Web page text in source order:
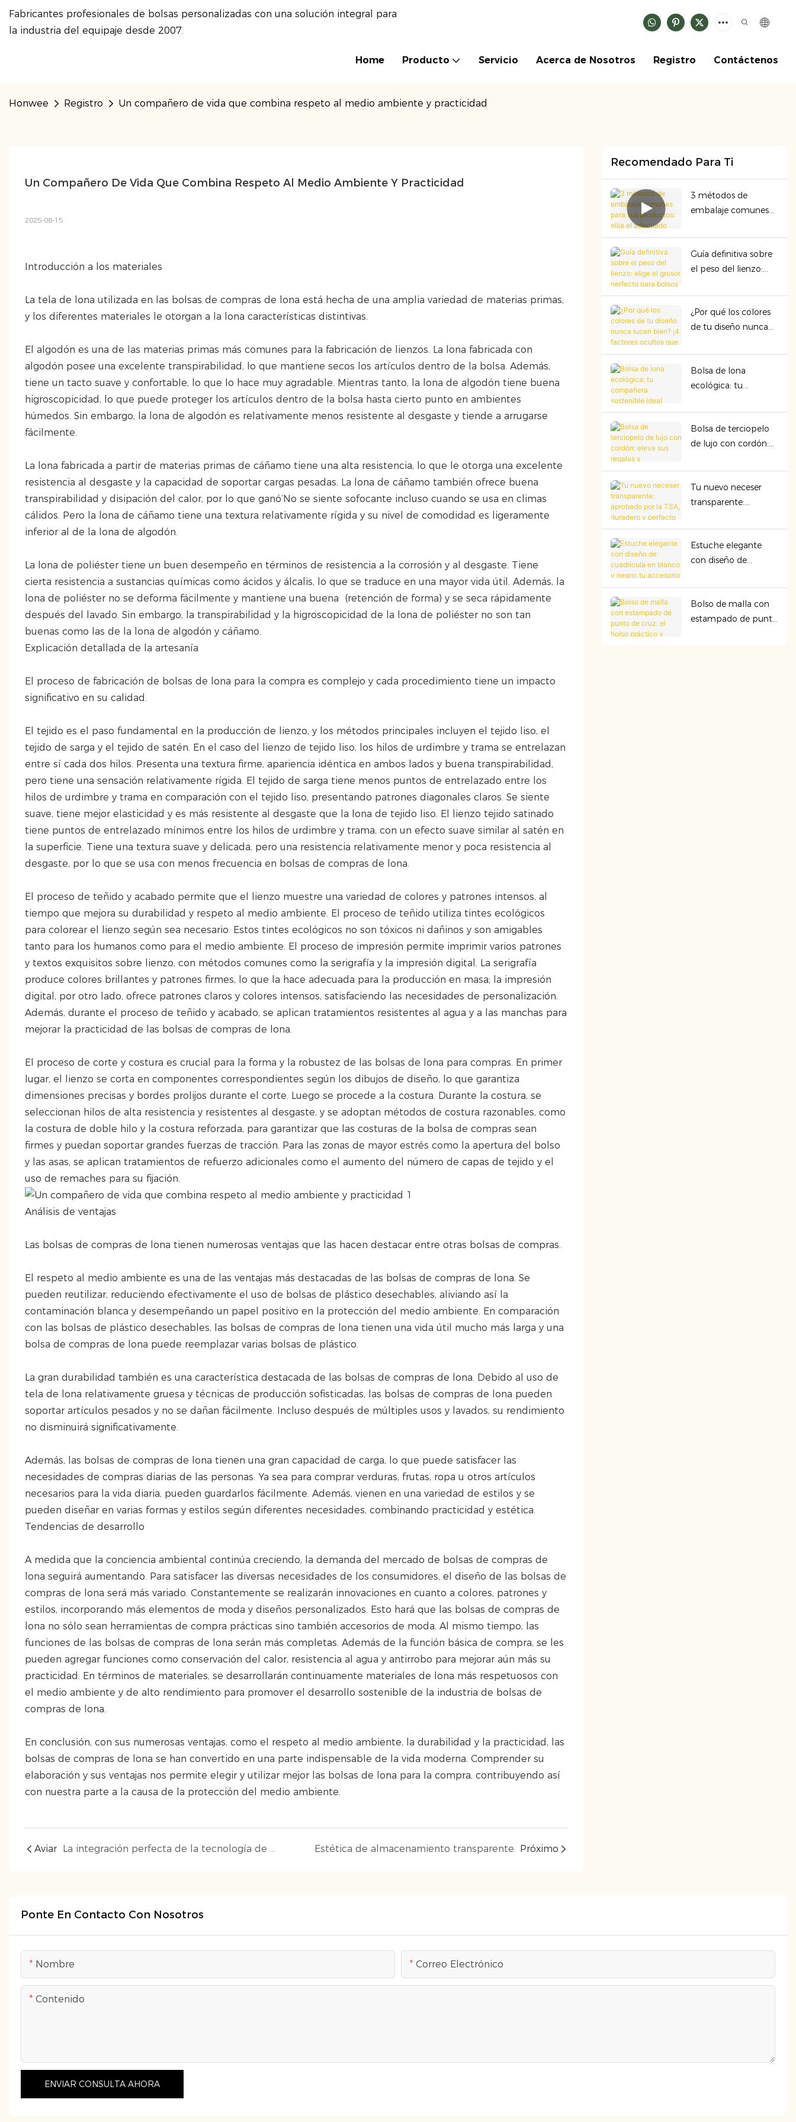
Fabricantes profesionales de bolsas personalizadas con una solución integral para
la industria del equipaje desde 2007.
Home Producto Servicio Acerca de Nosotros Registro Contáctenos
Honwee Registro Un compañero de vida que combina respeto al medio ambiente y practicidad
Un Compañero De Vida Que Combina Respeto Al Medio Ambiente Y Practicidad
2025-08-15
Introducción a los materiales
La tela de lona utilizada en las bolsas de compras de lona está hecha de una amplia variedad de materias primas,
y los diferentes materiales le otorgan a la lona características distintivas.
El algodón es una de las materias primas más comunes para la fabricación de lienzos. La lona fabricada con
algodón posee una excelente transpirabilidad, lo que mantiene secos los artículos dentro de la bolsa. Además,
tiene un tacto suave y confortable, lo que lo hace muy agradable. Mientras tanto, la lona de algodón tiene buena
higroscopicidad, lo que puede proteger los artículos dentro de la bolsa hasta cierto punto en ambientes
húmedos. Sin embargo, la lona de algodón es relativamente menos resistente al desgaste y tiende a arrugarse
fácilmente.
La lona fabricada a partir de materias primas de cáñamo tiene una alta resistencia, lo que le otorga una excelente
resistencia al desgaste y la capacidad de soportar cargas pesadas. La lona de cáñamo también ofrece buena
transpirabilidad y disipación del calor, por lo que ganó’No se siente sofocante incluso cuando se usa en climas
cálidos. Pero la lona de cáñamo tiene una textura relativamente rígida y su nivel de comodidad es ligeramente
inferior al de la lona de algodón.
La lona de poliéster tiene un buen desempeño en términos de resistencia a la corrosión y al desgaste. Tiene
cierta resistencia a sustancias químicas como ácidos y álcalis, lo que se traduce en una mayor vida útil. Además, la
lona de poliéster no se deforma fácilmente y mantiene una buena (retención de forma) y se seca rápidamente
después del lavado. Sin embargo, la transpirabilidad y la higroscopicidad de la lona de poliéster no son tan
buenas como las de la lona de algodón y cáñamo.
Explicación detallada de la artesanía
El proceso de fabricación de bolsas de lona para la compra es complejo y cada procedimiento tiene un impacto
significativo en su calidad.
El tejido es el paso fundamental en la producción de lienzo, y los métodos principales incluyen el tejido liso, el
tejido de sarga y el tejido de satén. En el caso del lienzo de tejido liso, los hilos de urdimbre y trama se entrelazan
entre sí cada dos hilos. Presenta una textura firme, apariencia idéntica en ambos lados y buena transpirabilidad,
pero tiene una sensación relativamente rígida. El tejido de sarga tiene menos puntos de entrelazado entre los
hilos de urdimbre y trama en comparación con el tejido liso, presentando patrones diagonales claros. Se siente
suave, tiene mejor elasticidad y es más resistente al desgaste que la lona de tejido liso. El lienzo tejido satinado
tiene puntos de entrelazado mínimos entre los hilos de urdimbre y trama, con un efecto suave similar al satén en
la superficie. Tiene una textura suave y delicada, pero una resistencia relativamente menor y poca resistencia al
desgaste, por lo que se usa con menos frecuencia en bolsas de compras de lona.
El proceso de teñido y acabado permite que el lienzo muestre una variedad de colores y patrones intensos, al
tiempo que mejora su durabilidad y respeto al medio ambiente. El proceso de teñido utiliza tintes ecológicos
para colorear el lienzo según sea necesario. Estos tintes ecológicos no son tóxicos ni dañinos y son amigables
tanto para los humanos como para el medio ambiente. El proceso de impresión permite imprimir varios patrones
y textos exquisitos sobre lienzo, con métodos comunes como la serigrafía y la impresión digital. La serigrafía
produce colores brillantes y patrones firmes, lo que la hace adecuada para la producción en masa; la impresión
digital, por otro lado, ofrece patrones claros y colores intensos, satisfaciendo las necesidades de personalización.
Además, durante el proceso de teñido y acabado, se aplican tratamientos resistentes al agua y a las manchas para
mejorar la practicidad de las bolsas de compras de lona.
El proceso de corte y costura es crucial para la forma y la robustez de las bolsas de lona para compras. En primer
lugar, el lienzo se corta en componentes correspondientes según los dibujos de diseño, lo que garantiza
dimensiones precisas y bordes prolijos durante el corte. Luego se procede a la costura. Durante la costura, se
seleccionan hilos de alta resistencia y resistentes al desgaste, y se adoptan métodos de costura razonables, como
la costura de doble hilo y la costura reforzada, para garantizar que las costuras de la bolsa de compras sean
firmes y puedan soportar grandes fuerzas de tracción. Para las zonas de mayor estrés como la apertura del bolso
y las asas, se aplican tratamientos de refuerzo adicionales como el aumento del número de capas de tejido y el
uso de remaches para su fijación.
Análisis de ventajas
Las bolsas de compras de lona tienen numerosas ventajas que las hacen destacar entre otras bolsas de compras.
El respeto al medio ambiente es una de las ventajas más destacadas de las bolsas de compras de lona. Se
pueden reutilizar, reduciendo efectivamente el uso de bolsas de plástico desechables, aliviando así la
contaminación blanca y desempeñando un papel positivo en la protección del medio ambiente. En comparación
con las bolsas de plástico desechables, las bolsas de compras de lona tienen una vida útil mucho más larga y una
bolsa de compras de lona puede reemplazar varias bolsas de plástico.
La gran durabilidad también es una característica destacada de las bolsas de compras de lona. Debido al uso de
tela de lona relativamente gruesa y técnicas de producción sofisticadas, las bolsas de compras de lona pueden
soportar artículos pesados ​​y no se dañan fácilmente. Incluso después de múltiples usos y lavados, su rendimiento
no disminuirá significativamente.
Además, las bolsas de compras de lona tienen una gran capacidad de carga, lo que puede satisfacer las
necesidades de compras diarias de las personas. Ya sea para comprar verduras, frutas, ropa u otros artículos
necesarios para la vida diaria, pueden guardarlos fácilmente. Además, vienen en una variedad de estilos y se
pueden diseñar en varias formas y estilos según diferentes necesidades, combinando practicidad y estética.
Tendencias de desarrollo
A medida que la conciencia ambiental continúa creciendo, la demanda del mercado de bolsas de compras de
lona seguirá aumentando. Para satisfacer las diversas necesidades de los consumidores, el diseño de las bolsas de
compras de lona será más variado. Constantemente se realizarán innovaciones en cuanto a colores, patrones y
estilos, incorporando más elementos de moda y diseños personalizados. Esto hará que las bolsas de compras de
lona no sólo sean herramientas de compra prácticas sino también accesorios de moda. Al mismo tiempo, las
funciones de las bolsas de compras de lona serán más completas. Además de la función básica de compra, se les
pueden agregar funciones como conservación del calor, resistencia al agua y antirrobo para mejorar aún más su
practicidad. En términos de materiales, se desarrollarán continuamente materiales de lona más respetuosos con
el medio ambiente y de alto rendimiento para promover el desarrollo sostenible de la industria de bolsas de
compras de lona.
En conclusión, con sus numerosas ventajas, como el respeto al medio ambiente, la durabilidad y la practicidad, las
bolsas de compras de lona se han convertido en una parte indispensable de la vida moderna. Comprender su
elaboración y sus ventajas nos permite elegir y utilizar mejor las bolsas de lona para la compra, contribuyendo así
con nuestra parte a la causa de la protección del medio ambiente.
Aviar La integración perfecta de la tecnología de cierre innovadora y el embalaje ecológico Estética de almacenamiento transparente Próximo
Recomendado Para Ti
3 métodos de
embalaje comunes
elija el adecuado
para garantizar la
seguridad y la
Guía definitiva sobre
el peso del lienzo:
perfecto para bolsos
premium
¿Por qué los colores
de tu diseño nunca
factores ocultos que
arruinan la
presentación del
Bolsa de lona
ecológica: tu
sostenible ideal
Bolsa de terciopelo
de lujo con cordón:
organización con
calidad premium
Tu nuevo neceser
transparente:
duradero y perfecto
para cualquier
aventura.
Estuche elegante
con diseño de
y negro: tu accesorio
esencial para llevar
contigo.
Bolso de malla con
estampado de punto
Ponte En Contacto Con Nosotros
Nombre Correo Electrónico
Contenido
ENVIAR CONSULTA AHORA